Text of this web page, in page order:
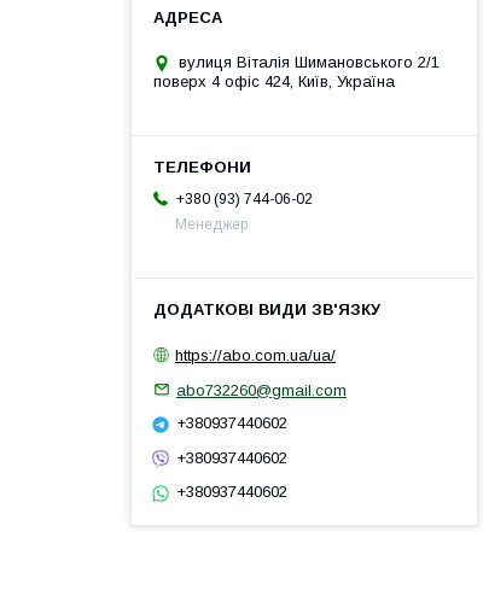
вулиця Віталія Шимановського 2/1
поверх 4 офіс 424, Київ, Україна
+380 (93) 744-06-02
Менеджер
https://abo.com.ua/ua/
abo732260@gmail.com
+380937440602
+380937440602
+380937440602